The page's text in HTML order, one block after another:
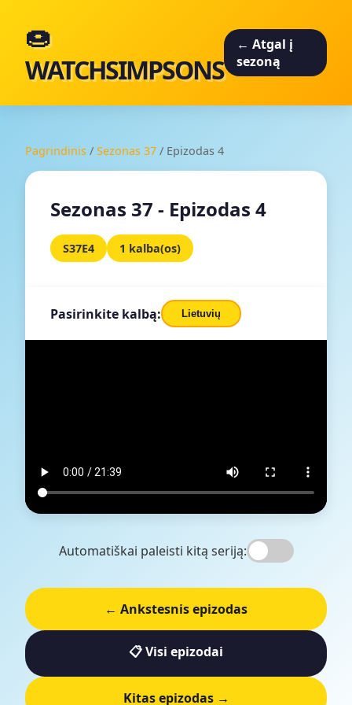
🍩
WATCHSIMPSONS
← Atgal į
sezoną
Pagrindinis / Sezonas 37 / Epizodas 4
Sezonas 37 - Epizodas 4
S37E4 1 kalba(os)
Pasirinkite kalbą: Lietuvių
Automatiškai paleisti kitą seriją:
← Ankstesnis epizodas
📋 Visi epizodai
Kitas epizodas →